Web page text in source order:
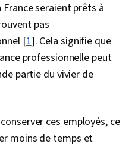
seraient prêts à
pas
[1]. Cela signifie que
professionnelle peut
partie du vivier de
ces employés, ce
moins de temps et